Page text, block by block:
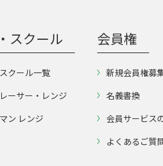
スクール
クール一覧
ーサー・レンジ
ン レンジ
会員権
新規会員権募
名義書換
会員サービス
よくあるご質